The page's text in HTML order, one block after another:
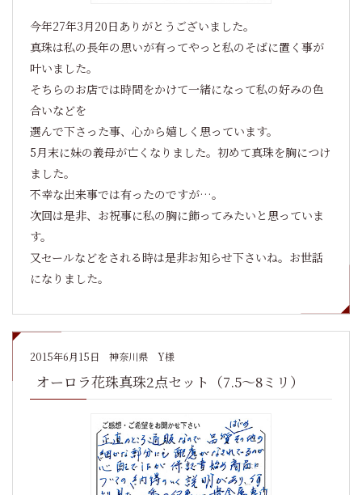
今年27年3月20日ありがとうございました。
真珠は私の長年の思いが有ってやっと私のそばに置く事が
叶いました。
そちらのお店では時間をかけて一緒になって私の好みの色
合いなどを
選んで下さった事、心から嬉しく思っています。
5月末に妹の義母が亡くなりました。初めて真珠を胸につけ
ました。
不幸な出来事では有ったのですが…。
次回は是非、お祝事に私の胸に飾ってみたいと思っていま
す。
又セールなどをされる時は是非お知らせ下さいね。お世話
になりました。
2015年6月15日 神奈川県 Y様
オーロラ花珠真珠2点セット（7.5～8ミリ）